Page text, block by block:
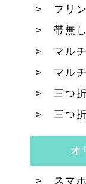
フリ
帯無
マル
マル
三つ
三つ
オ
スマ